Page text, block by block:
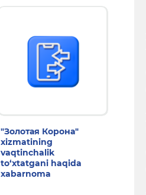
"Золотая Корона"
xizmatining
vaqtinchalik
to‘xtatgani haqida
xabarnoma